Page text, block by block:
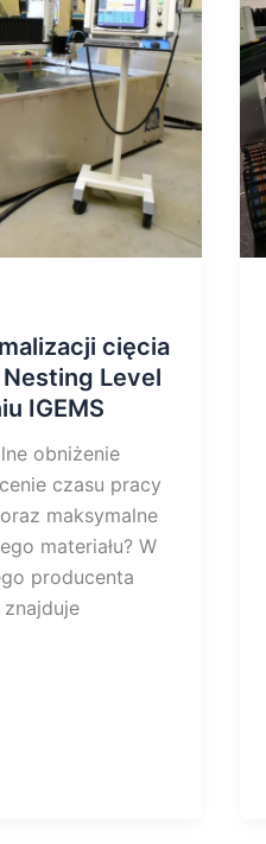
cięcia
Level
IGEMS
obniżenie
czasu pracy
maksymalne
materiału? W
producenta